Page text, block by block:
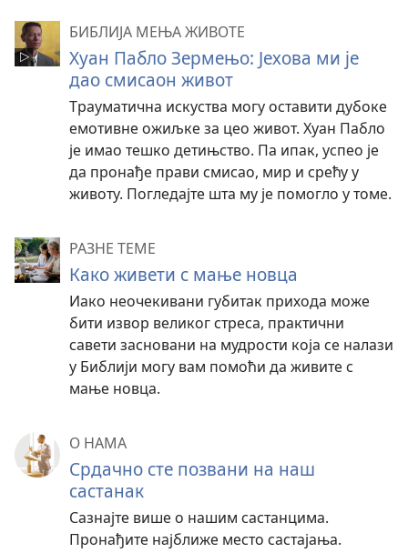
БИБЛИЈА МЕЊА ЖИВОТЕ
Хуан Пабло Зермењо: Јехова ми је
дао смисаон живот
Трауматична искуства могу оставити дубоке
емотивне ожиљке за цео живот. Хуан Пабло
је имао тешко детињство. Па ипак, успео је
да пронађе прави смисао, мир и срећу у
животу. Погледајте шта му је помогло у томе.
РАЗНЕ ТЕМЕ
Како живети с мање новца
Иако неочекивани губитак прихода може
бити извор великог стреса, практични
савети засновани на мудрости која се налази
у Библији могу вам помоћи да живите с
мање новца.
О НАМА
Срдачно сте позвани на наш
састанак
Сазнајте више о нашим састанцима.
Пронађите најближе место састајања.